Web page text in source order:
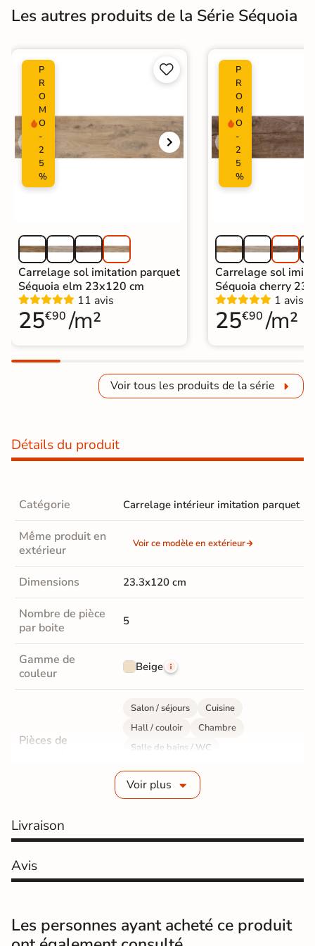
Les autres produits de la Série Séquoia
P
R
O
M
O
-
2
5
%


Carrelage sol imitation parquet
Séquoia elm 23x120 cm
11 avis
25€90 /m²
P
R
O
M
O
-
2
5
%
Carrelage sol
Séquoia cherry
1 avis
25€90 /m²
Voir tous les produits de la série
Détails du produit
Catégorie Carrelage intérieur imitation parquet
Même produit en
extérieur
Voir ce modèle en extérieur
Dimensions 23.3x120 cm
Nombre de pièce
par boite
5
Gamme de
couleur
Beige
Pièces de
Salon / séjours
Cuisine
Hall / couloir
Chambre
Salle de bains / WC
Sol intérieur
Fabrication
Résistance à
Masse colorée Non
Voir plus
Livraison
Avis
Les personnes ayant acheté ce produit